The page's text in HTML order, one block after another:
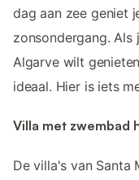
dag aan zee geniet
zonsondergang. Als
Algarve wilt
ideaal. Hier is iets
Villa met zwembad
De villa's van Santa